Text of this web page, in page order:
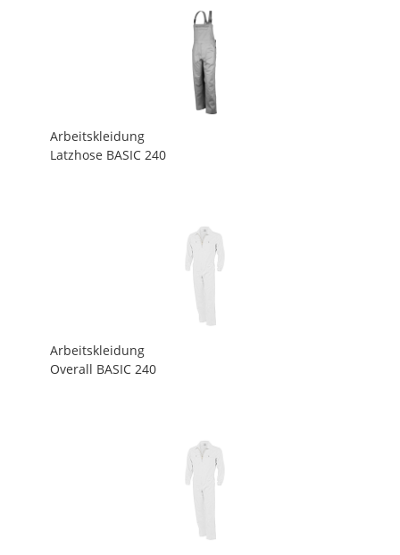
Arbeitskleidung
Latzhose BASIC 240
Arbeitskleidung
Overall BASIC 240